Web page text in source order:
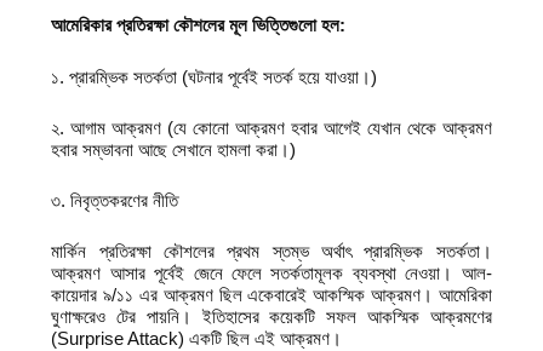
আমেরিকার প্রতিরক্ষা কৌশলের মূল ভিত্তিগুলো হল:
১. প্রারম্ভিক সতর্কতা (ঘটনার পূর্বেই সতর্ক হয়ে যাওয়া।)
২. আগাম আক্রমণ (যে কোনো আক্রমণ হবার আগেই যেখান থেকে আক্রমণ
হবার সম্ভাবনা আছে সেখানে হামলা করা।)
৩. নিবৃত্তকরণের নীতি
মার্কিন প্রতিরক্ষা কৌশলের প্রথম স্তম্ভ অর্থাৎ প্রারম্ভিক সতর্কতা।
আক্রমণ আসার পূর্বেই জেনে ফেলে সতর্কতামূলক ব্যবস্থা নেওয়া। আল-
কায়েদার ৯/১১ এর আক্রমণ ছিল একেবারেই আকস্মিক আক্রমণ। আমেরিকা
ঘুণাক্ষরেও টের পায়নি। ইতিহাসের কয়েকটি সফল আকস্মিক আক্রমণের
(Surprise Attack) একটি ছিল এই আক্রমণ।